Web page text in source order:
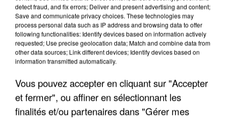
UN SECOND CADRE DE LA DZ MAFIA
INTERPELLÉ EN ALGÉRIE
detect fraud, and fix errors; Deliver and present advertising and content;
Save and communicate privacy choices. These technologies may
process personal data such as IP address and browsing data to offer
following functionalities: Identify devices based on information actively
requested; Use precise geolocation data; Match and combine data from
other data sources; Link different devices; Identify devices based on
information transmitted automatically.
Vous pouvez accepter en cliquant sur "Accepter
et fermer", ou affiner en sélectionnant les
finalités et/ou partenaires dans "Gérer mes